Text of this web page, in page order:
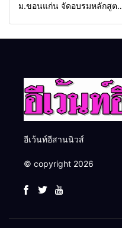
ม.ขอนแก่น จัดอบรมหลักสูตร
อีเว้นท์อีสานนิวส์
© copyright 2026